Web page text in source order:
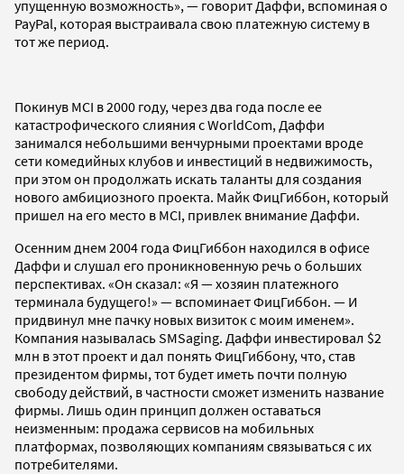
упущенную возможность», — говорит Даффи, вспоминая о
PayPal, которая выстраивала свою платежную систему в
тот же период.
Покинув MCI в 2000 году, через два года после ее
катастрофического слияния с WorldCom, Даффи
занимался небольшими венчурными проектами вроде
сети комедийных клубов и инвестиций в недвижимость,
при этом он продолжать искать таланты для создания
нового амбициозного проекта. Майк ФицГиббон, который
пришел на его место в MCI, привлек внимание Даффи.
Осенним днем 2004 года ФицГиббон находился в офисе
Даффи и слушал его проникновенную речь о больших
перспективах. «Он сказал: «Я — хозяин платежного
терминала будущего!» — вспоминает ФицГиббон. — И
придвинул мне пачку новых визиток с моим именем».
Компания называлась SMSaging. Даффи инвестировал $2
млн в этот проект и дал понять ФицГиббону, что, став
президентом фирмы, тот будет иметь почти полную
свободу действий, в частности сможет изменить название
фирмы. Лишь один принцип должен оставаться
неизменным: продажа сервисов на мобильных
платформах, позволяющих компаниям связываться с их
потребителями.